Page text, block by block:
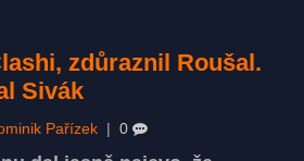
zdůraznil Roušal.
Sivák
Pařízek 0